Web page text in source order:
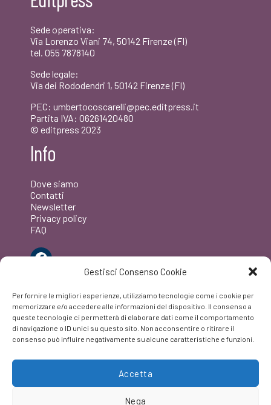
Gestisci Consenso Cookie
Per fornire le migliori esperienze, utilizziamo tecnologie come i cookie per
memorizzare e/o accedere alle informazioni del dispositivo. Il consenso a
queste tecnologie ci permetterà di elaborare dati come il comportamento
di navigazione o ID unici su questo sito. Non acconsentire o ritirare il
consenso può influire negativamente su alcune caratteristiche e funzioni.
Accetta
Nega
€20,00.
Sede operativa:
Via Lorenzo Viani 74, 50142 Firenze (FI)
tel. 055 7878140
Sede legale:
Via dei Rododendri 1, 50142 Firenze (FI)
PEC: umbertocoscarelli@pec.editpress.it
Partita IVA: 06261420480
© editpress 2023
Info
Dove siamo
Contatti
Newsletter
Privacy policy
FAQ